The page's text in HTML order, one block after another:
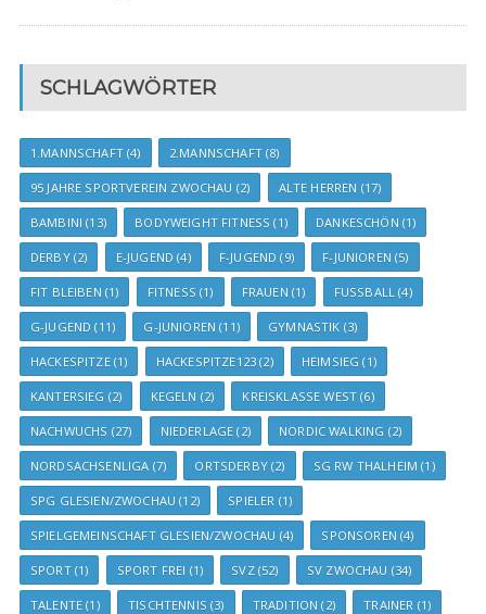
SCHLAGWÖRTER
1.MANNSCHAFT(4) 2.MANNSCHAFT(8)
95 JAHRE SPORTVEREIN ZWOCHAU (2) ALTE HERREN (17)
BAMBINI (13) BODYWEIGHT FITNESS (1) DANKESCHÖN (1)
DERBY(2) E-JUGEND (4) F-JUGEND (9) F-JUNIOREN (5)
FIT BLEIBEN (1) FITNESS (1) FRAUEN (1) FUSSBALL (4)
G-JUGEND (11) G-JUNIOREN (11) GYMNASTIK (3)
HACKESPITZE(1) HACKESPITZE123 (2) HEIMSIEG (1)
KANTERSIEG (2) KEGELN (2) KREISKLASSE WEST (6)
NACHWUCHS (27) NIEDERLAGE (2) NORDIC WALKING (2)
NORDSACHSENLIGA (7) ORTSDERBY(2) SG RW THALHEIM (1)
SPG GLESIEN/ZWOCHAU (12) SPIELER (1)
SPIELGEMEINSCHAFT GLESIEN/ZWOCHAU (4) SPONSOREN (4)
SPORT(1) SPORT FREI (1) SVZ(52) SV ZWOCHAU (34)
TALENTE (1) TISCHTENNIS (3) TRADITION (2) TRAINER (1)